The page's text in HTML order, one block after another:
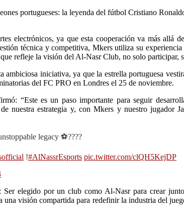
portugueses: la leyenda del fútbol Cristiano
electrónicos, ya que esta cooperación va más
técnica y competitiva, Mkers utiliza su
refleje la visión del Al-Nasr Club, no solo
ambiciosa iniciativa, ya que la estrella portuguesa
del FC PRO en Londres el 25 de noviembre.
“Este es un paso importante para seguir
nuestra estrategia y, con Mkers y nuestro jugador
legacy ⚽????
!#AlNassrEsports pic.twitter.com/clQH5KejDP
elegido por un club como Al-Nasr para crear
una visión compartida para redefinir la industria del